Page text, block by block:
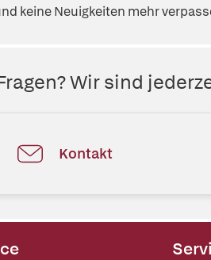
keine Neuigkeiten mehr
Wir sind
Kontakt